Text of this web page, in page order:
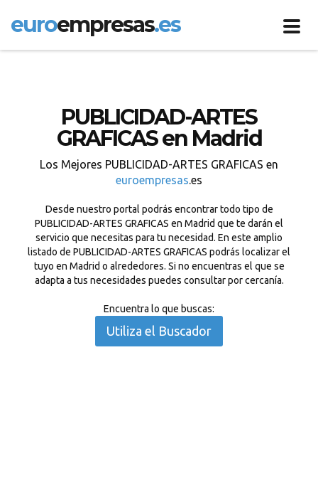
euroempresas.es
PUBLICIDAD-ARTES
GRAFICAS en Madrid
Los Mejores PUBLICIDAD-ARTES GRAFICAS en
euroempresas.es
Desde nuestro portal podrás encontrar todo tipo de
PUBLICIDAD-ARTES GRAFICAS en Madrid que te darán el
servicio que necesitas para tu necesidad. En este amplio
listado de PUBLICIDAD-ARTES GRAFICAS podrás localizar el
tuyo en Madrid o alrededores. Si no encuentras el que se
adapta a tus necesidades puedes consultar por cercanía.
Encuentra lo que buscas:
Utiliza el Buscador